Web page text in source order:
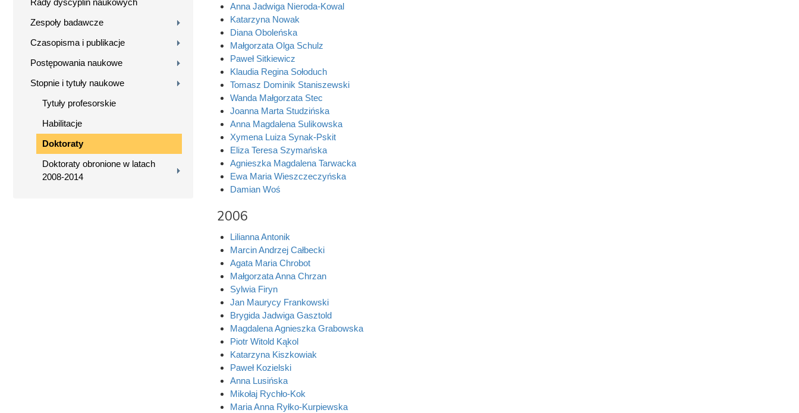
Rady dyscyplin naukowych
Zespoły badawcze
Czasopisma i publikacje
Postępowania naukowe
Stopnie i tytuły naukowe
Tytuły profesorskie
Habilitacje
Doktoraty
Doktoraty obronione w latach
2008-2014
Anna Jadwiga Nieroda-Kowal
Katarzyna Nowak
Diana Oboleńska
Małgorzata Olga Schulz
Paweł Sitkiewicz
Klaudia Regina Sołoduch
Tomasz Dominik Staniszewski
Wanda Małgorzata Stec
Joanna Marta Studzińska
Anna Magdalena Sulikowska
Xymena Luiza Synak-Pskit
Eliza Teresa Szymańska
Agnieszka Magdalena Tarwacka
Ewa Maria Wieszczeczyńska
Damian Woś
2006
Lilianna Antonik
Marcin Andrzej Całbecki
Agata Maria Chrobot
Małgorzata Anna Chrzan
Sylwia Firyn
Jan Maurycy Frankowski
Brygida Jadwiga Gasztold
Magdalena Agnieszka Grabowska
Piotr Witold Kąkol
Katarzyna Kiszkowiak
Paweł Kozielski
Anna Lusińska
Mikołaj Rychło-Kok
Maria Anna Ryłko-Kurpiewska